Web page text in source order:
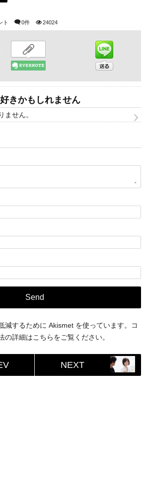
ト 0件 24024
きかもしれません
ません。
減するために Akismet を使っています。
コ
の詳細はこちらをご覧ください。
NEXT